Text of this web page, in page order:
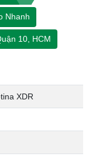
ngữ thiết kế phẳng
Nhanh
10, HCM
XDR